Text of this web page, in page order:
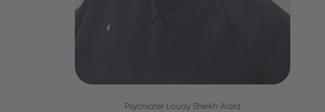
Psychiater Louay Sheikh Alard